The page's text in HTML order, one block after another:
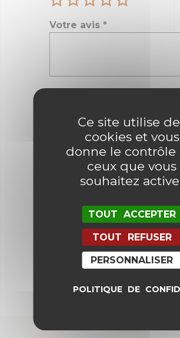
Votre avis *
et mon site dans le
pour mon prochain
Ce site utilise
cookies et vous
donne le contrôle
ceux que vous
souhaitez
TOUT ACCEPTER
TOUT REFUSER
PERSONNALISER
POLITIQUE DE